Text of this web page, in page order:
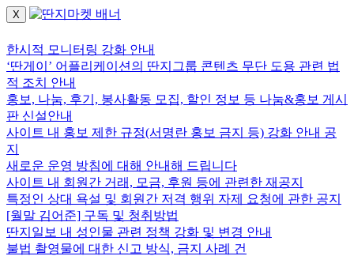
X
한시적 모니터링 강화 안내
‘딴게이’ 어플리케이션의 딴지그룹 콘텐츠 무단 도용 관련 법
적 조치 안내
홍보, 나눔, 후기, 봉사활동 모집, 할인 정보 등 나눔&홍보 게시
판 신설안내
사이트 내 홍보 제한 규정(서명란 홍보 금지 등) 강화 안내 공
지
새로운 운영 방침에 대해 안내해 드립니다
사이트 내 회원간 거래, 모금, 후원 등에 관련한 재공지
특정인 상대 욕설 및 회원간 저격 행위 자제 요청에 관한 공지
[월말 김어준] 구독 및 청취방법
딴지일보 내 성인물 관련 정책 강화 및 변경 안내
불법 촬영물에 대한 신고 방식, 금지 사례 건